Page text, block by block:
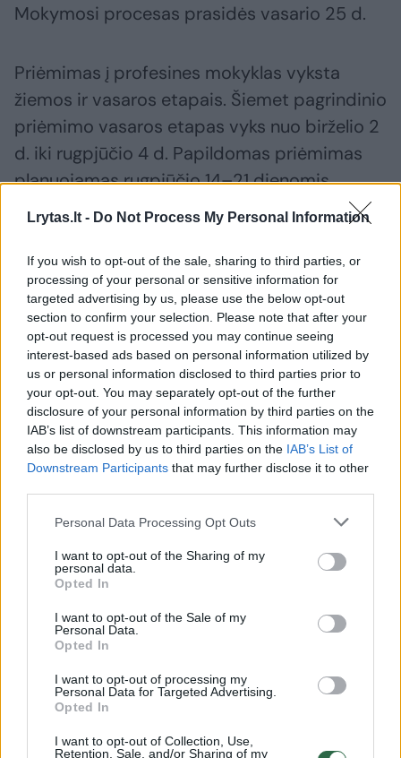
Lrytas.lt - Do Not Process My Personal Information
If you wish to opt-out of the sale, sharing to third parties, or
processing of your personal or sensitive information for
targeted advertising by us, please use the below opt-out
section to confirm your selection. Please note that after your
opt-out request is processed you may continue seeing
interest-based ads based on personal information utilized by
us or personal information disclosed to third parties prior to
your opt-out. You may separately opt-out of the further
disclosure of your personal information by third parties on the
IAB’s list of downstream participants. This information may
also be disclosed by us to third parties on the IAB’s List of
Downstream Participants that may further disclose it to other
Personal Data Processing Opt Outs
I want to opt-out of the Sharing of my
personal data.
Opted In
I want to opt-out of the Sale of my
Personal Data.
Opted In
I want to opt-out of processing my
Personal Data for Targeted Advertising.
Opted In
I want to opt-out of Collection, Use,
Retention, Sale, and/or Sharing of my
Mokymosi procesas prasidės vasario 25 d.
Priėmimas į profesines mokyklas vyksta
žiemos ir vasaros etapais. Šiemet pagrindinio
priėmimo vasaros etapas vyks nuo birželio 2
d. iki rugpjūčio 4 d. Papildomas priėmimas
planuojamas rugpjūčio 14–21 dienomis.
Susiję straipsniai
Švietimo profsąjungos
iniciatyvą mažinti minimalų
mokinių skaičių klasėje (2)
ten, kur
→
Prasidėjus 2025–2026 mokslo metams, kaip
įprastai, bus organizuojamas ir papildomas
priėmimas į neužpildytas valstybės